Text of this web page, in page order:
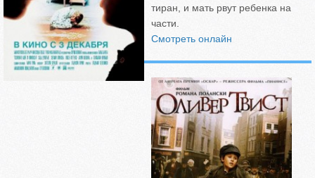
тиран, и мать рвут ребенка на
части.
Смотреть онлайн